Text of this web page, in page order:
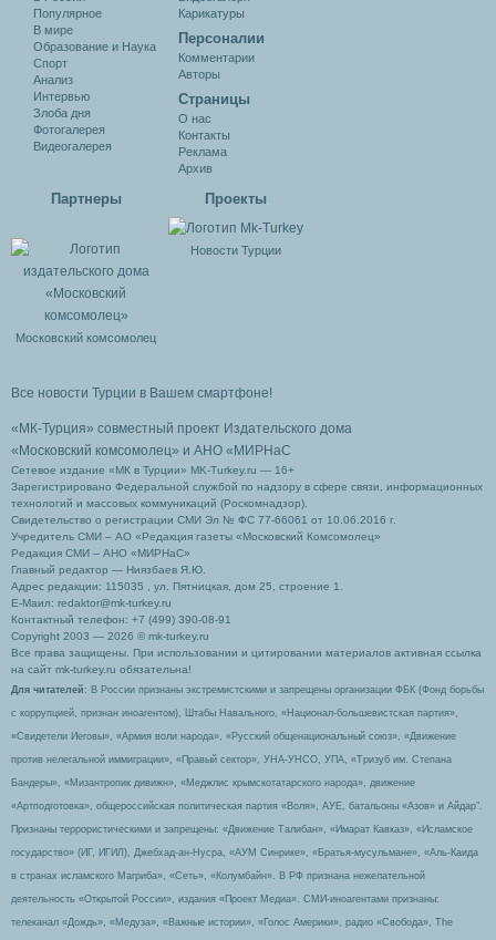
Популярное
В мире
Образование и Наука
Спорт
Анализ
Интервью
Злоба дня
Фотогалерея
Видеогалерея
Карикатуры
Персоналии
Комментарии
Авторы
Cтраницы
О нас
Контакты
Реклама
Архив
Партнеры
Московский комсомолец
Проекты
Новости Турции
Все новости Турции в Вашем смартфоне!
«МК-Турция» совместный проект Издательского дома
«Московский комсомолец» и АНО «МИРНаС
Сетевое издание «МК в Турции» MK-Turkey.ru — 16+
Зарегистрировано Федеральной службой по надзору в сфере связи, информационных
технологий и массовых коммуникаций (Роскомнадзор).
Свидетельство о регистрации СМИ Эл № ФС 77-66061 от 10.06.2016 г.
Учредитель СМИ – АО «Редакция газеты «Московский Комсомолец»
Редакция СМИ – АНО «МИРНаС»
Главный редактор — Ниязбаев Я.Ю.
Адрес редакции: 115035 , ул. Пятницкая, дом 25, строение 1.
Е-Маил: redaktor@mk-turkey.ru
Контактный телефон: +7 (499) 390-08-91
Copyright 2003 — 2026 © mk-turkey.ru
Все права защищены. При использовании и цитировании материалов активная ссылка
на сайт mk-turkey.ru обязательна!
Для читателей : В России признаны экстремистскими и запрещены организации ФБК (Фонд борьбы
с коррупцией, признан иноагентом), Штабы Навального, «Национал-большевистская партия»,
«Свидетели Иеговы», «Армия воли народа», «Русский общенациональный союз», «Движение
против нелегальной иммиграции», «Правый сектор», УНА-УНСО, УПА, «Тризуб им. Степана
Бандеры», «Мизантропик дивижн», «Меджлис крымскотатарского народа», движение
«Артподготовка», общероссийская политическая партия «Воля», АУЕ, батальоны «Азов» и Айдар″.
Признаны террористическими и запрещены: «Движение Талибан», «Имарат Кавказ», «Исламское
государство» (ИГ, ИГИЛ), Джебхад-ан-Нусра, «АУМ Синрике», «Братья-мусульмане», «Аль-Каида
в странах исламского Магриба», «Сеть», «Колумбайн». В РФ признана нежелательной
деятельность «Открытой России», издания «Проект Медиа». СМИ-иноагентами признаны:
телеканал «Дождь», «Медуза», «Важные истории», «Голос Америки», радио «Свобода», The